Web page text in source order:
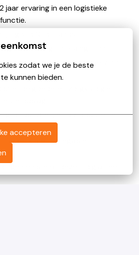
zodat we je de beste
kunnen bieden.
accepteren
jaar ervaring in een logistieke
zelfstandig en teamgericht.
stellen en houdt overzicht
opslag.
grondstoffen, eindproducten en
met collega’s en